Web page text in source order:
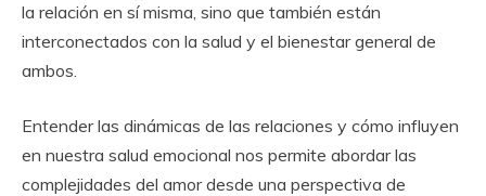
la relación en sí misma, sino que también están
interconectados con la salud y el bienestar general de
ambos.
Entender las dinámicas de las relaciones y cómo influyen
en nuestra salud emocional nos permite abordar las
complejidades del amor desde una perspectiva de